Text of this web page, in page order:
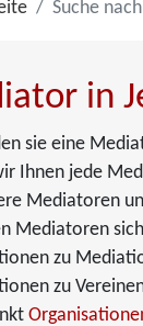
Suche
in
sie eine
Ihnen jede
Mediatoren
Mediatoren
zu
zu